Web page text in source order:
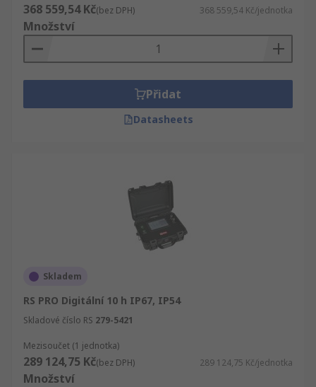
368 559,54 Kč(bez DPH) 368 559,54 Kč/jednotka
Množství
Přidat
Datasheets
Skladem
RS PRO Digitální 10 h IP67, IP54
Skladové číslo RS 279-5421
Mezisoučet (1 jednotka)
289 124,75 Kč(bez DPH) 289 124,75 Kč/jednotka
Množství